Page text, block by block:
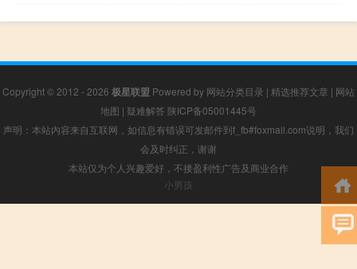
Copyright © 2012 - 2026 极星联盟 Powered by 网站分类目录 | 精选推荐文章 | 网站
地图 | 疑难解答 陕ICP备05001445号
声明：本站内容来自互联网，如信息有错误可发邮件到f_fb#foxmail.com说明，我们
会及时纠正，谢谢
本站仅为个人兴趣爱好，不接盈利性广告及商业合作
小男孩